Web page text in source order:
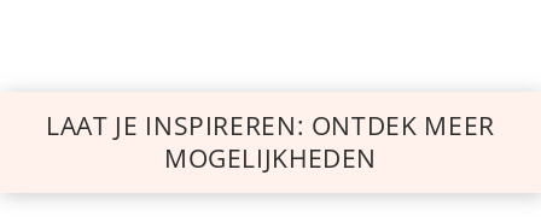
LAAT JE INSPIREREN: ONTDEK MEER
MOGELIJKHEDEN